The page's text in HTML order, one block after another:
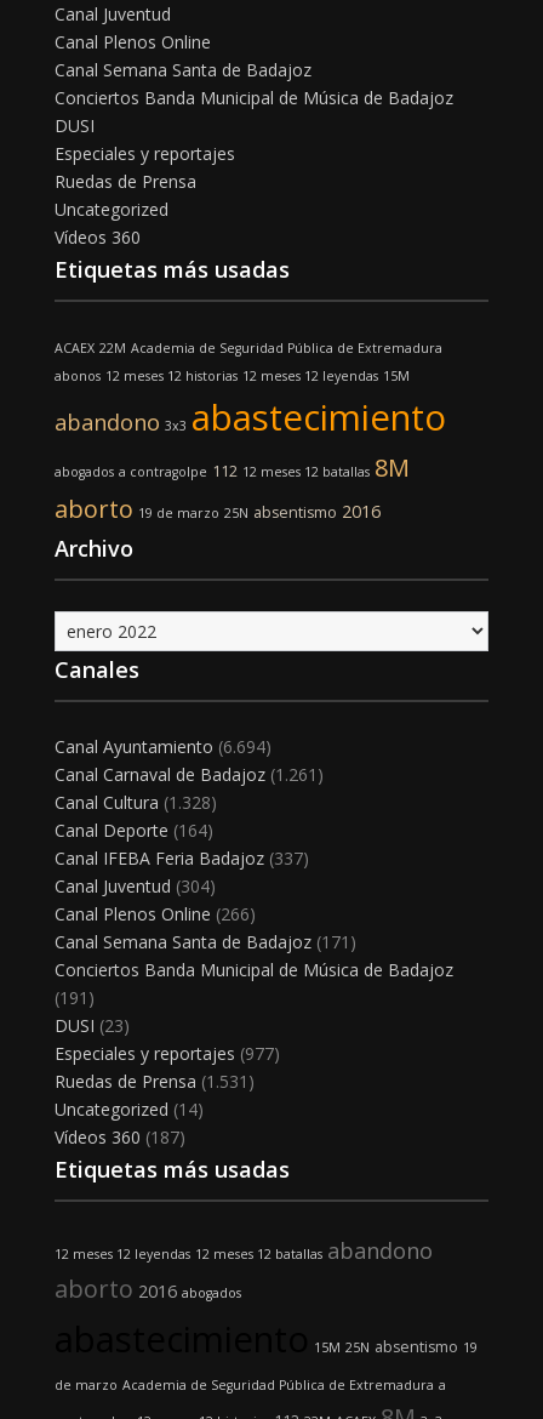
Canal Juventud
Canal Plenos Online
Canal Semana Santa de Badajoz
Conciertos Banda Municipal de Música de Badajoz
DUSI
Especiales y reportajes
Ruedas de Prensa
Uncategorized
Vídeos 360
Etiquetas más usadas
ACAEX 22M Academia de Seguridad Pública de Extremadura
abonos 12 meses 12 historias 12 meses 12 leyendas 15M
abandono 3x3 abastecimiento
abogados a contragolpe 112 12 meses 12 batallas 8M
aborto 19 de marzo 25N absentismo 2016
Archivo
Archivo
Canales
Canal Ayuntamiento (6.694)
Canal Carnaval de Badajoz(1.261)
Canal Cultura (1.328)
Canal Deporte (164)
Canal IFEBA Feria Badajoz(337)
Canal Juventud (304)
Canal Plenos Online (266)
Canal Semana Santa de Badajoz(171)
Conciertos Banda Municipal de Música de Badajoz
(191)
DUSI (23)
Especiales y reportajes (977)
Ruedas de Prensa (1.531)
Uncategorized (14)
Vídeos 360 (187)
Etiquetas más usadas
12 meses 12 leyendas 12 meses 12 batallas abandono
aborto 2016 abogados
15M 25N absentismo 19
de marzo Academia de Seguridad Pública de Extremadura a